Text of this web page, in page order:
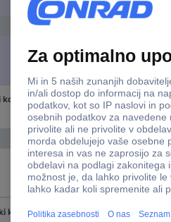
Cordial CPM 15 FM XLR priklučni konektor [1x ženski konektor XLR - 1x moški konektor XLR] 15.00 m črna 15.00 m
Cordial CPM 2,5 FM XLR priklučni konektor [1x ženski konektor XLR - 1x moški konektor XLR] 2.50 m črna 2.50 m